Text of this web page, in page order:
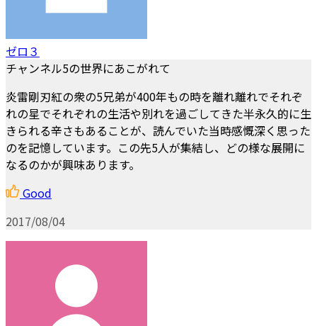
ゼロ３
チャンネル5の世界にあこがれて
炎雷剛刃紅の衆の5兄弟が400年もの時を離れ離れでそれぞ
れの星でそれぞれの生活や別れを過ごしてきた半永久的に生
きられる辛さもあることが、読んでいた当時感慨深く思った
のを記憶しています。この先5人が集結し、どの様な展開に
なるのかが興味あります。
Good
2017/08/04